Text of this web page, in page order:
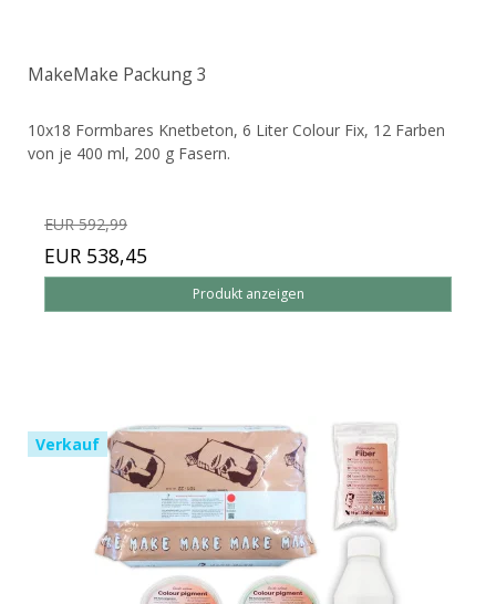
MakeMake Packung 3
10x18 Formbares Knetbeton, 6 Liter Colour Fix, 12 Farben
von je 400 ml, 200 g Fasern.
EUR 592,99
EUR 538,45
Produkt anzeigen
Verkauf